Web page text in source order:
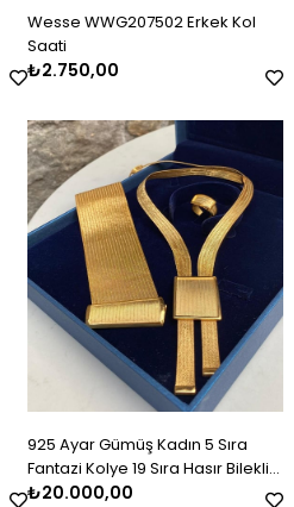
Wesse WWG207502 Erkek Kol
Saati
₺2.750,00
925 Ayar Gümüş Kadın 5 Sıra
Fantazi Kolye 19 Sıra Hasır Bileklik
Set Takım
₺20.000,00